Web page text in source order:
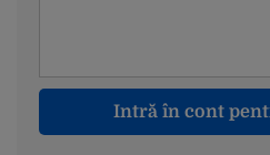
Intră în cont